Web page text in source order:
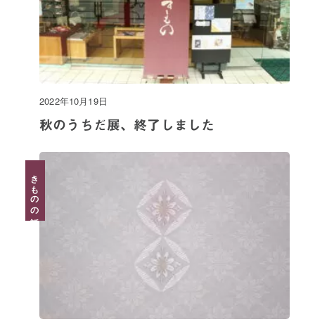
お知らせ・コラム
特定商取引法に基づく表記
利用規約
2022年10月19日
秋のうちだ展、終了しました
きものの話